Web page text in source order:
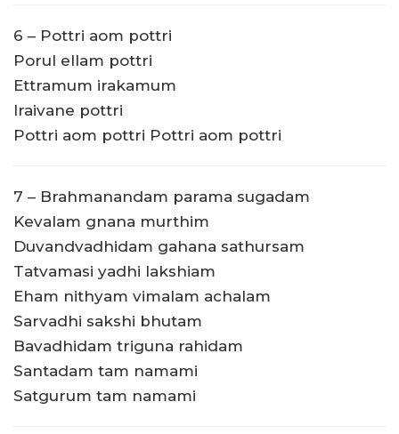
6 – Pottri aom pottri
Porul ellam pottri
Ettramum irakamum
Iraivane pottri
Pottri aom pottri Pottri aom pottri
7 – Brahmanandam parama sugadam
Kevalam gnana murthim
Duvandvadhidam gahana sathursam
Tatvamasi yadhi lakshiam
Eham nithyam vimalam achalam
Sarvadhi sakshi bhutam
Bavadhidam triguna rahidam
Santadam tam namami
Satgurum tam namami